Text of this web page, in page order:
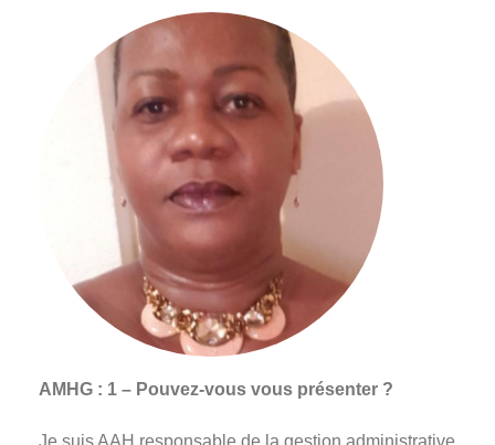
AMHG : 1 – Pouvez-vous vous présenter ?
Je suis AAH responsable de la gestion administrative